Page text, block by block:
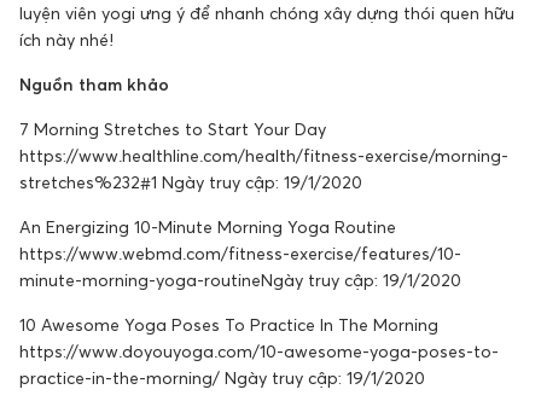
luyện viên yogi ưng ý để nhanh chóng xây dựng thói quen hữu
ích này nhé!
Nguồn tham khảo
7 Morning Stretches to Start Your Day
https://www.healthline.com/health/fitness-exercise/morning-
stretches%232#1 Ngày truy cập: 19/1/2020
An Energizing 10-Minute Morning Yoga Routine
https://www.webmd.com/fitness-exercise/features/10-
minute-morning-yoga-routineNgày truy cập: 19/1/2020
10 Awesome Yoga Poses To Practice In The Morning
https://www.doyouyoga.com/10-awesome-yoga-poses-to-
practice-in-the-morning/ Ngày truy cập: 19/1/2020